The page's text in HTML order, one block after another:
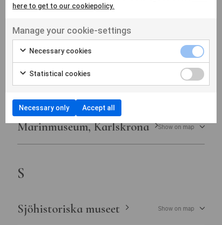
J
Järnvägsmuseet Show on map
M
Marinmuseum, Karlskrona Show on map
S
Sjöhistoriska museet Show on map
here to get to our cookiepolicy.
Manage your cookie-settings
Necessary cookies
Statistical cookies
Necessary only Accept all